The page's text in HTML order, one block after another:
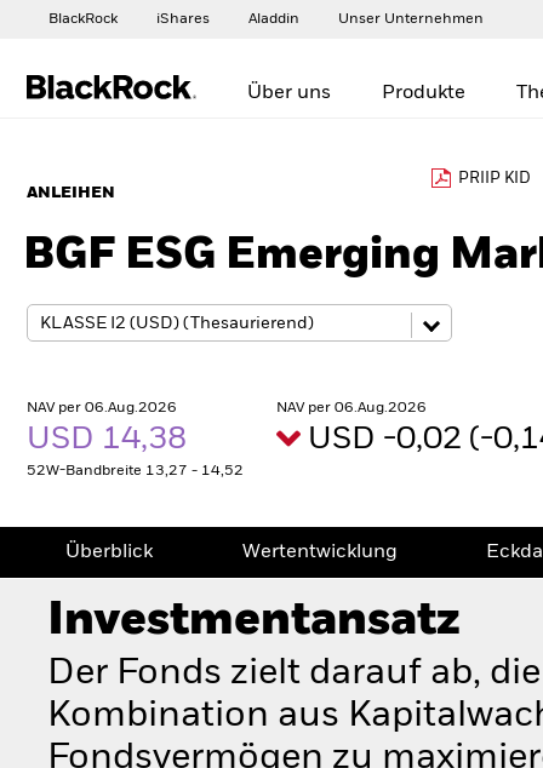
BlackRock iShares Aladdin Unser Unternehmen
Über uns Produkte
ANLEIHEN
PRIIP KID
BGF ESG Emerging
NAV per 06.Aug.2026
USD 14,38
52W-Bandbreite 13,27 - 14,52
NAV per 06.Aug.2026
USD -0,02 (-
Überblick Wertentwicklung
Investmentansatz
Der Fonds zielt darauf ab,
Kombination aus
Fondsvermögen zu